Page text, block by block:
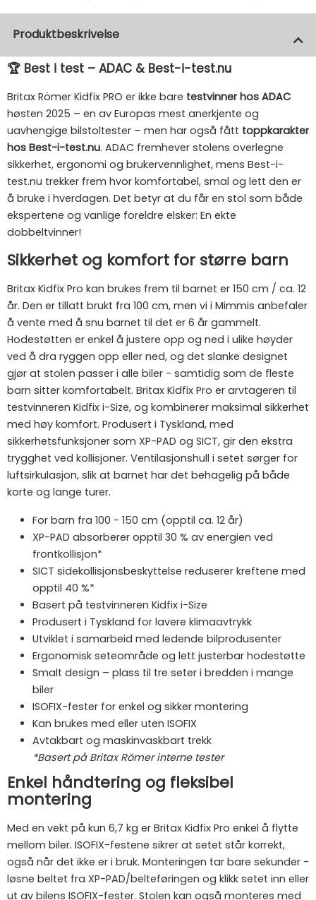
Produktbeskrivelse
🏆 Best i test – ADAC & Best-i-test.nu
Britax Römer Kidfix PRO er ikke bare testvinner hos ADAC
høsten 2025 – en av Europas mest anerkjente og
uavhengige bilstoltester – men har også fått toppkarakter
hos Best-i-test.nu. ADAC fremhever stolens overlegne
sikkerhet, ergonomi og brukervennlighet, mens Best-i-
test.nu trekker frem hvor komfortabel, smal og lett den er
å bruke i hverdagen. Det betyr at du får en stol som både
ekspertene og vanlige foreldre elsker: En ekte
dobbeltvinner!
Sikkerhet og komfort for større barn
Britax Kidfix Pro kan brukes frem til barnet er 150 cm / ca. 12
år. Den er tillatt brukt fra 100 cm, men vi i Mimmis anbefaler
å vente med å snu barnet til det er 6 år gammelt.
Hodestøtten er enkel å justere opp og ned i ulike høyder
ved å dra ryggen opp eller ned, og det slanke designet
gjør at stolen passer i alle biler - samtidig som de fleste
barn sitter komfortabelt. Britax Kidfix Pro er arvtageren til
testvinneren Kidfix i-Size, og kombinerer maksimal sikkerhet
med høy komfort. Produsert i Tyskland, med
sikkerhetsfunksjoner som XP-PAD og SICT, gir den ekstra
trygghet ved kollisjoner. Ventilasjonshull i setet sørger for
luftsirkulasjon, slik at barnet har det behagelig på både
korte og lange turer.
For barn fra 100 - 150 cm (opptil ca. 12 år)
XP-PAD absorberer opptil 30 % av energien ved
frontkollisjon*
SICT sidekollisjonsbeskyttelse reduserer kreftene med
opptil 40 %*
Basert på testvinneren Kidfix i-Size
Produsert i Tyskland for lavere klimaavtrykk
Utviklet i samarbeid med ledende bilprodusenter
Ergonomisk seteområde og lett justerbar hodestøtte
Smalt design – plass til tre seter i bredden i mange
biler
ISOFIX-fester for enkel og sikker montering
Kan brukes med eller uten ISOFIX
Avtakbart og maskinvaskbart trekk
*Basert på Britax Römer interne tester
Enkel håndtering og fleksibel
montering
Med en vekt på kun 6,7 kg er Britax Kidfix Pro enkel å flytte
mellom biler. ISOFIX-festene sikrer at setet står korrekt,
også når det ikke er i bruk. Monteringen tar bare sekunder -
løsne beltet fra XP-PAD/belteføringen og klikk setet inn eller
ut av bilens ISOFIX-fester. Stolen kan også monteres med